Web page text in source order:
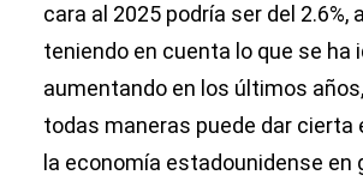
cara al 2025 podría ser del 2.6%,
teniendo en cuenta lo que se ha
aumentando en los últimos
todas maneras puede dar cierta
la economía estadounidense en